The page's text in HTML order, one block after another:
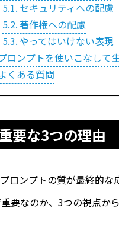
セキュリティへの配慮
著作権への配慮
やってはいけない表現
ロンプトを使いこなして
くある質問
要な3つの理由
ロンプトの質が最終的な
要なのか、3つの視点から